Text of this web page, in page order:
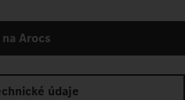
Arocs
údaje